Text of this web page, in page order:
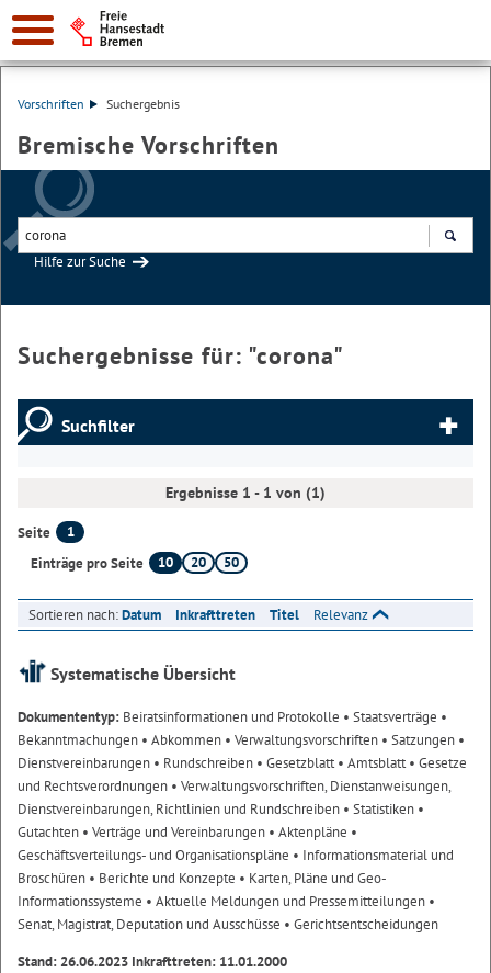
Vorschriften Suchergebnis
Bremische Vorschriften
Hilfe zur Suche
Suchergebnisse für: "corona"
Suchfilter
Ergebnisse 1 - 1 von (1)
Seite
1
Einträge pro Seite
10 20 50
Sortieren nach:Datum Inkrafttreten Titel Relevanz
Systematische Übersicht
Dokumententyp: Beiratsinformationen und Protokolle • Staatsverträge •
Bekanntmachungen • Abkommen • Verwaltungsvorschriften • Satzungen •
Dienstvereinbarungen • Rundschreiben • Gesetzblatt• Amtsblatt• Gesetze
und Rechtsverordnungen • Verwaltungsvorschriften, Dienstanweisungen,
Dienstvereinbarungen, Richtlinien und Rundschreiben • Statistiken •
Gutachten • Verträge und Vereinbarungen • Aktenpläne •
Geschäftsverteilungs- und Organisationspläne • Informationsmaterial und
Broschüren • Berichte und Konzepte • Karten, Pläne und Geo-
Informationssysteme • Aktuelle Meldungen und Pressemitteilungen •
Senat, Magistrat, Deputation und Ausschüsse • Gerichtsentscheidungen
Stand: 26.06.2023 Inkrafttreten: 11.01.2000